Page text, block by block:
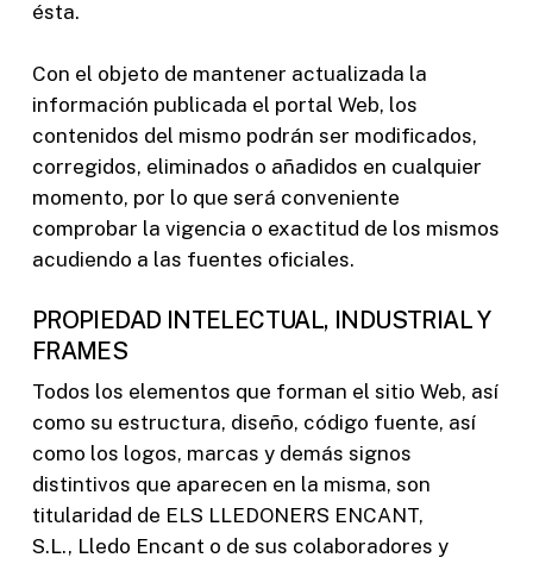
ésta.
Con el objeto de mantener actualizada la
información publicada el portal Web, los
contenidos del mismo podrán ser modificados,
corregidos, eliminados o añadidos en cualquier
momento, por lo que será conveniente
comprobar la vigencia o exactitud de los mismos
acudiendo a las fuentes oficiales.
PROPIEDAD INTELECTUAL, INDUSTRIAL Y
FRAMES
Todos los elementos que forman el sitio Web, así
como su estructura, diseño, código fuente, así
como los logos, marcas y demás signos
distintivos que aparecen en la misma, son
titularidad de ELS LLEDONERS ENCANT,
S.L., Lledo Encant o de sus colaboradores y